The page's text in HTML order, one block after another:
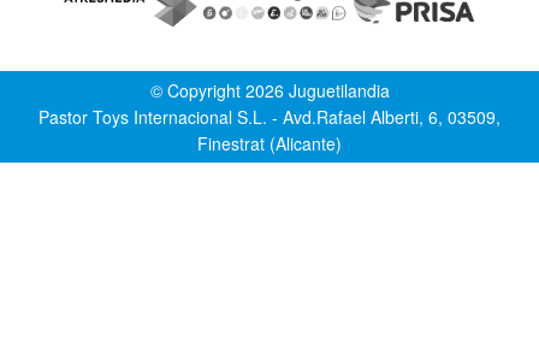
© Copyright 2026 Juguetilandia
Pastor Toys Internacional S.L. - Avd.Rafael Alberti, 6, 03509,
Finestrat (Alicante)